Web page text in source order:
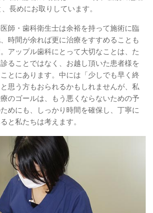
長めにお取りしています。
師・歯科衛生士は余裕を持って施術に臨
時間が余れば更に治療をすすめることも
アップル歯科にとって大切なことは、た
ることではなく、お越し頂いた患者様を
とにあります。中には「少しでも早く終
思う方もおられるかもしれませんが、私
のゴールは、もう悪くならないための予
めにも、しっかり時間を確保し、丁寧に
と私たちは考えます。